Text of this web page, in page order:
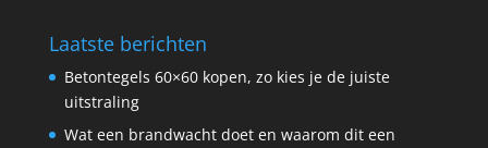
Laatste berichten
Betontegels 60×60 kopen, zo kies je de juiste
uitstraling
Wat een brandwacht doet en waarom dit een